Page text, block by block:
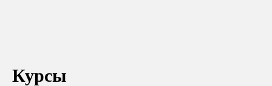
Курсы